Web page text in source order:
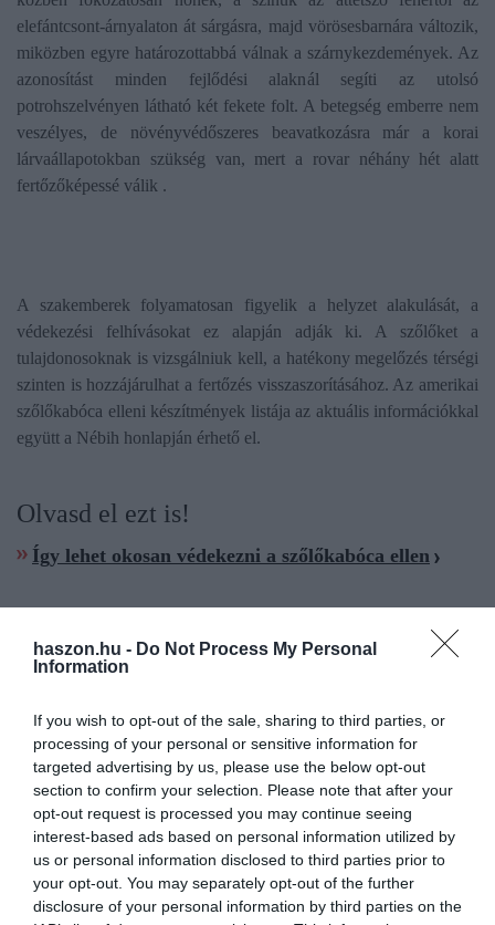
haszon.hu - Do Not Process My Personal
Information
If you wish to opt-out of the sale, sharing to third parties, or
processing of your personal or sensitive information for
targeted advertising by us, please use the below opt-out
section to confirm your selection. Please note that after your
opt-out request is processed you may continue seeing
interest-based ads based on personal information utilized by
us or personal information disclosed to third parties prior to
your opt-out. You may separately opt-out of the further
disclosure of your personal information by third parties on the
elefántcsont-árnyalaton át sárgásra, majd vörösesbarnára változik,
miközben egyre határozottabbá válnak a szárnykezdemények. Az
azonosítást minden fejlődési alaknál segíti az utolsó
potrohszelvényen látható két fekete folt. A betegség emberre nem
veszélyes, de növényvédőszeres beavatkozásra már a korai
lárvaállapotokban szükség van, mert a rovar néhány hét alatt
fertőzőképessé válik .
A szakemberek folyamatosan figyelik a helyzet alakulását, a
védekezési felhívásokat ez alapján adják ki. A szőlőket a
tulajdonosoknak is vizsgálniuk kell, a hatékony megelőzés térségi
szinten is hozzájárulhat a fertőzés visszaszorításához. Az amerikai
szőlőkabóca elleni készítmények listája az aktuális információkkal
együtt a Nébih honlapján érhető el.
Olvasd el ezt is!
Így lehet okosan védekezni a szőlőkabóca ellen